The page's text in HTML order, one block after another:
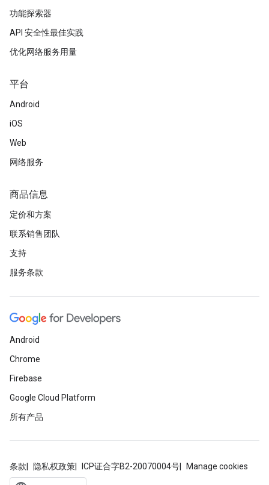
功能探索器
API 安全性最佳实践
优化网络服务用量
平台
Android
iOS
Web
网络服务
商品信息
定价和方案
联系销售团队
支持
服务条款
Android
Chrome
Firebase
Google Cloud Platform
所有产品
条款 隐私权政策 ICP证合字B2-20070004号 Manage cookies